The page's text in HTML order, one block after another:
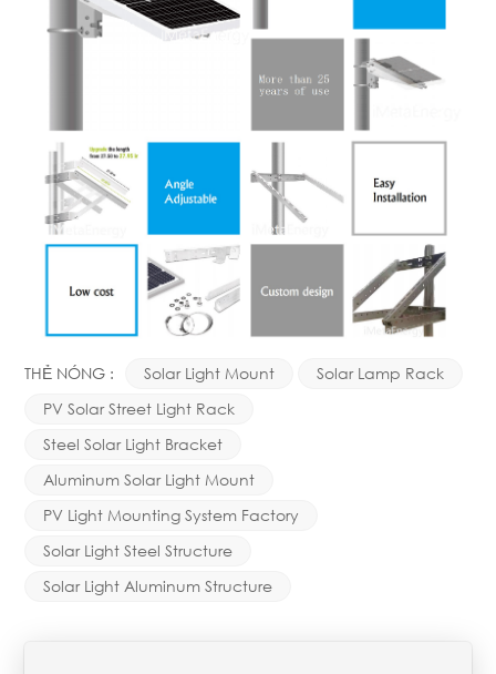
THẺ NÓNG : Solar Light Mount
Solar Lamp Rack
PV Solar Street Light Rack
Steel Solar Light Bracket
Aluminum Solar Light Mount
PV Light Mounting System Factory
Solar Light Steel Structure
Solar Light Aluminum Structure